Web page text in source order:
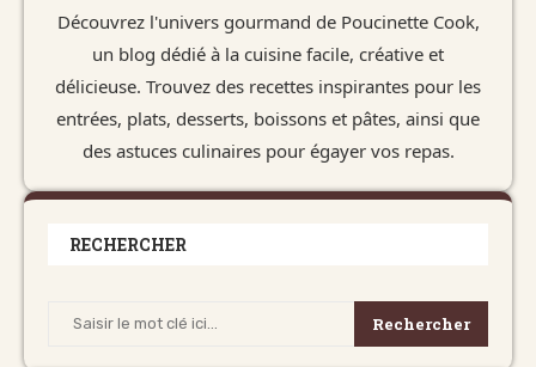
Découvrez l'univers gourmand de Poucinette Cook,
un blog dédié à la cuisine facile, créative et
délicieuse. Trouvez des recettes inspirantes pour les
entrées, plats, desserts, boissons et pâtes, ainsi que
des astuces culinaires pour égayer vos repas.
RECHERCHER
Rechercher